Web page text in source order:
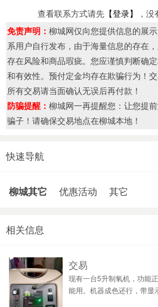
查看联系方式请先 【登录】 ，
免责声明： 柳城网仅向您提供信息的展
系用户自行发布，由于海量信息的存在
存在风险和商品瑕疵。您应谨慎判断确
和有效性。预付定金均存在欺骗行为！
所有交易请当面确认无误后再付款！
防骗提醒： 柳城网一再提醒您：让您提
骗子！请确保交易地点在柳城本地！
快速导航
柳城其它 优惠活动 其它
相关信息
交易
现有一台5升制氧机，功能
能用。机器成色还行，带显